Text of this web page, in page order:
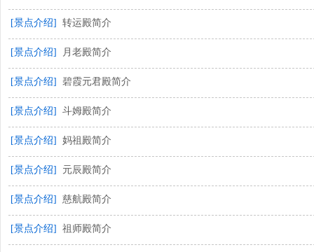
[景点介绍] 转运殿简介
[景点介绍] 月老殿简介
[景点介绍] 碧霞元君殿简介
[景点介绍] 斗姆殿简介
[景点介绍] 妈祖殿简介
[景点介绍] 元辰殿简介
[景点介绍] 慈航殿简介
[景点介绍] 祖师殿简介